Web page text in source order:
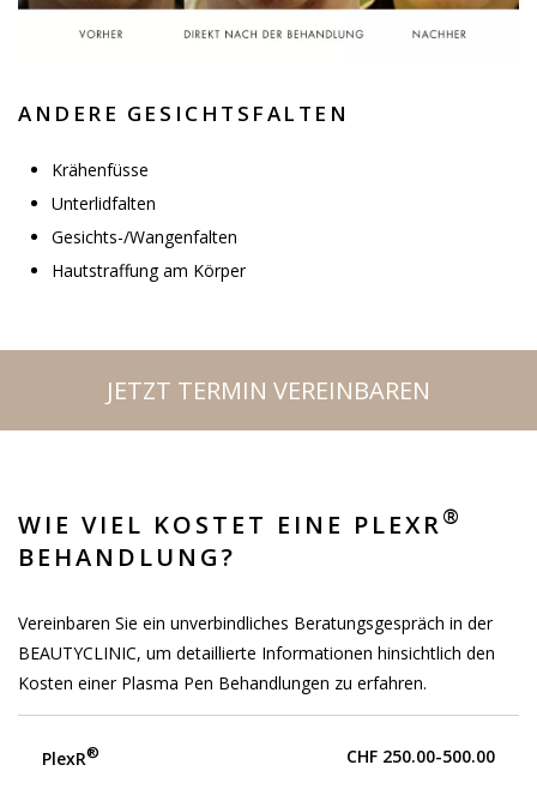
ANDERE GESICHTSFALTEN
Krähenfüsse
Unterlidfalten
Gesichts-/Wangenfalten
Hautstraffung am Körper
JETZT TERMIN VEREINBAREN
WIE VIEL KOSTET EINE PLEXR ®
BEHANDLUNG?
Vereinbaren Sie ein unverbindliches Beratungsgespräch in der
BEAUTYCLINIC, um detaillierte Informationen hinsichtlich den
Kosten einer Plasma Pen Behandlungen zu erfahren.
PlexR® CHF 250.00-500.00